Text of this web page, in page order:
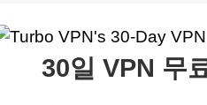
my games also I
honestly didn’t
connects
and anywhere
it up and it did
say I was in a
30일 VPN 무